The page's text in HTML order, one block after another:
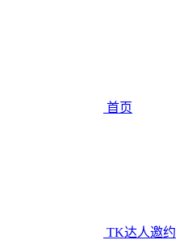
首页
TK达人邀约